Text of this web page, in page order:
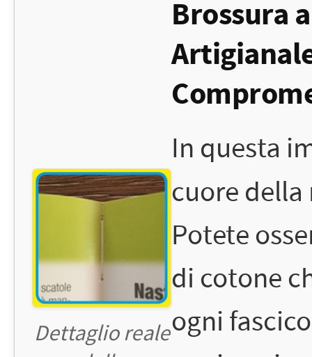
Dettaglio reale
Brossura
In questa
cuore
Potete
di cotone
ogni